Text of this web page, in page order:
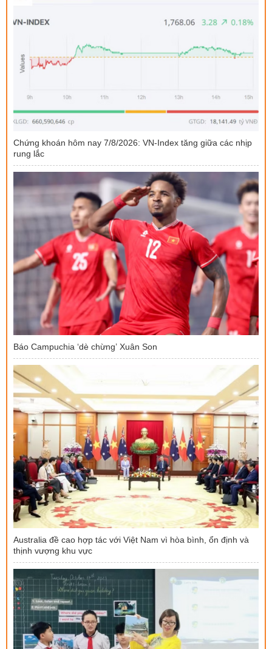
Chứng khoán hôm nay 7/8/2026: VN-Index tăng giữa các nhịp
rung lắc
Báo Campuchia ‘dè chừng’ Xuân Son
Australia đề cao hợp tác với Việt Nam vì hòa bình, ổn định và
thịnh vượng khu vực